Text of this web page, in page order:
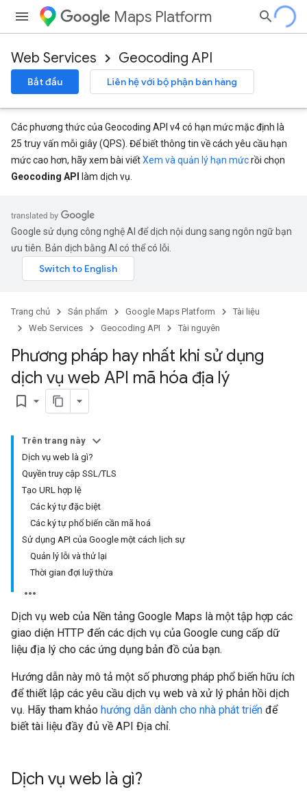
Maps Platform
Web Services Geocoding API
Bắt đầu Liên hệ với bộ phận bán hàng
Các phương thức của Geocoding API v4 có hạn mức mặc định là
25 truy vấn mỗi giây (QPS). Để biết thông tin về cách yêu cầu hạn
mức cao hơn, hãy xem bài viếtXem và quản lý hạn mứcrồi chọn
Geocoding API
làm dịch vụ.
Google sử dụng công nghệ AI để dịch nội dung sang ngôn ngữ bạn
ưu tiên. Bản dịch bằng AI có thể có lỗi.
Trang chủ Sản phẩm Google Maps Platform
Tài liệu
Web Services
Geocoding API Tài nguyên
Phương pháp hay nhất khi sử dụng
dịch vụ web API mã hóa địa lý
bookmark_border
Trên trang này
Dịch vụ web là gì?
Quyền truy cập SSL/TLS
Tạo URL hợp lệ
Các ký tự đặc biệt
Các ký tự phổ biến cần mã hoá
Sử dụng API của Google một cách lịch sự
Quản lý lỗi và thử lại
Thời gian đợi luỹ thừa
Dịch vụ web của Nền tảng Google Maps là một tập hợp các
giao diện HTTP đến các dịch vụ của Google cung cấp dữ
liệu địa lý cho các ứng dụng bản đồ của bạn.
Hướng dẫn này mô tả một số phương pháp phổ biến hữu ích
để thiết lập các yêu cầu dịch vụ web và xử lý phản hồi dịch
vụ. Hãy tham khảo hướng dẫn dành cho nhà phát triển để
biết tài liệu đầy đủ về API Địa chỉ.
Dịch vụ web là gì?